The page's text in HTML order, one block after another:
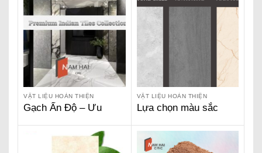
VẬT LIỆU HOÀN THIỆN
Gạch Ấn Độ – Ưu
Gạch Ấn Độ Trên Thị
Trường Hiện Nay –
VẬT LIỆU HOÀN THIỆN
Lựa chọn màu sắc
nhà ?